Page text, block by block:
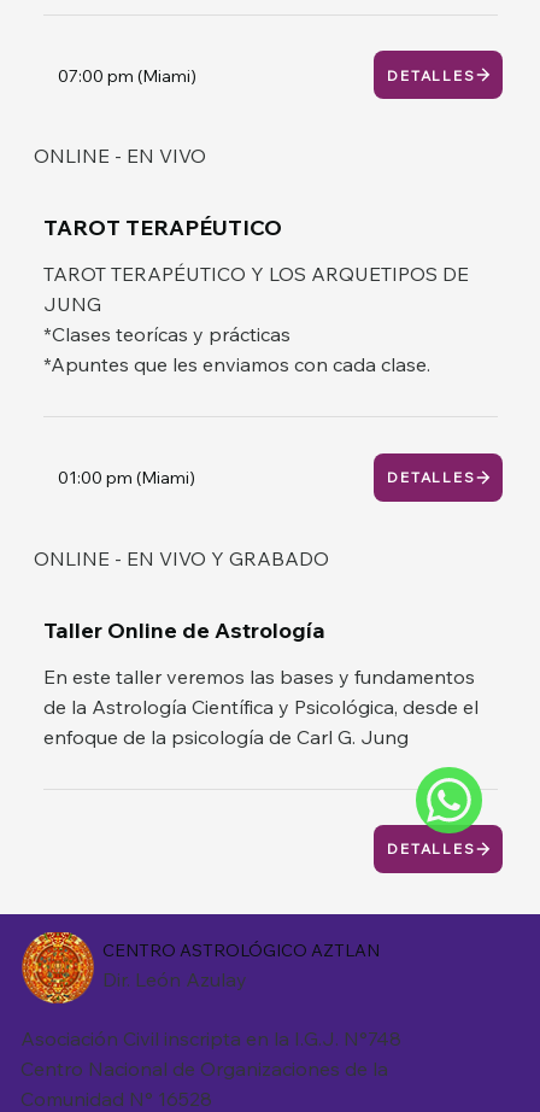
07:00 pm (Miami) DETALLES
ONLINE - EN VIVO
TAROT TERAPÉUTICO
TAROT TERAPÉUTICO Y LOS ARQUETIPOS DE
JUNG
*Clases teorícas y prácticas
*Apuntes que les enviamos con cada clase.
01:00 pm (Miami) DETALLES
ONLINE - EN VIVO Y GRABADO
Taller Online de Astrología
En este taller veremos las bases y fundamentos
de la Astrología Científica y Psicológica, desde el
enfoque de la psicología de Carl G. Jung
DETALLES
CENTRO ASTROLÓGICO AZTLAN
Dir. León Azulay
Asociación Civil inscripta en la I.G.J. N°748
Centro Nacional de Organizaciones de la
Comunidad N° 16528